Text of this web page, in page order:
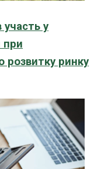
у
при
розвитку ринку